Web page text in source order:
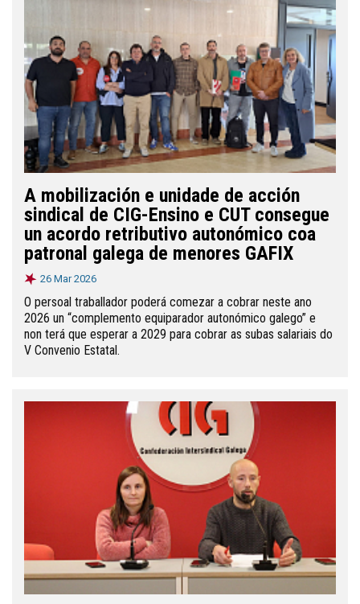
A mobilización e unidade de acción
sindical de CIG-Ensino e CUT consegue
un acordo retributivo autonómico coa
patronal galega de menores GAFIX
26 Mar 2026
O persoal traballador poderá comezar a cobrar neste ano
2026 un “complemento equiparador autonómico galego” e
non terá que esperar a 2029 para cobrar as subas salariais do
V Convenio Estatal.